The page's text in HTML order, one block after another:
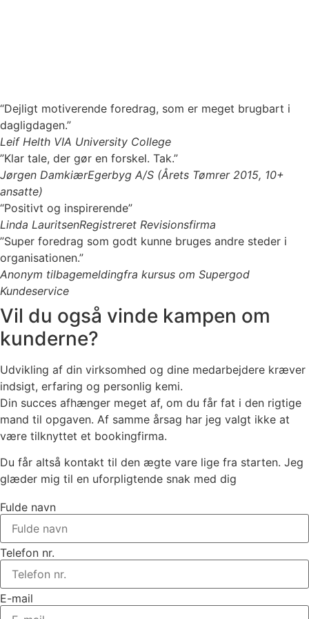
“Dejligt motiverende foredrag, som er meget brugbart i
dagligdagen.”
Leif Helth VIA University College
”Klar tale, der gør en forskel. Tak.”
Jørgen DamkiærEgerbyg A/S (Årets Tømrer 2015, 10+
ansatte)
“Positivt og inspirerende”
Linda LauritsenRegistreret Revisionsfirma
”Super foredrag som godt kunne bruges andre steder i
organisationen.”
Anonym tilbagemeldingfra kursus om Supergod
Kundeservice
Vil du også vinde kampen om
kunderne?
Udvikling af din virksomhed og dine medarbejdere kræver
indsigt, erfaring og personlig kemi.
Din succes afhænger meget af, om du får fat i den rigtige
mand til opgaven. Af samme årsag har jeg valgt ikke at
være tilknyttet et bookingfirma.
Du får altså kontakt til den ægte vare lige fra starten. Jeg
glæder mig til en uforpligtende snak med dig
Fulde navn
Telefon nr.
E-mail